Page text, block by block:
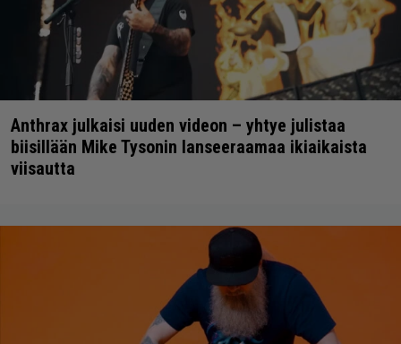
Anthrax julkaisi uuden videon – yhtye julistaa
biisillään Mike Tysonin lanseeraamaa ikiaikaista
viisautta